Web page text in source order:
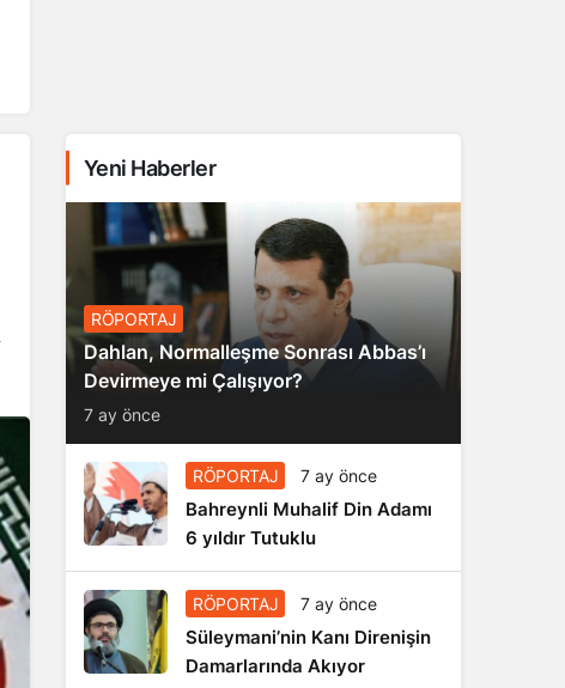
Yeni Haberler
RÖPORTAJ
Dahlan, Normalleşme Sonrası Abbas’ı
Devirmeye mi Çalışıyor?
7 ay önce
RÖPORTAJ 7 ay önce
Bahreynli Muhalif Din Adamı
6 yıldır Tutuklu
RÖPORTAJ 7 ay önce
Süleymani’nin Kanı Direnişin
Damarlarında Akıyor